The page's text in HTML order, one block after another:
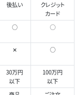
後払い
クレジット
カード
○ ◯
✕ ○
30万円
以下
100万円
以下